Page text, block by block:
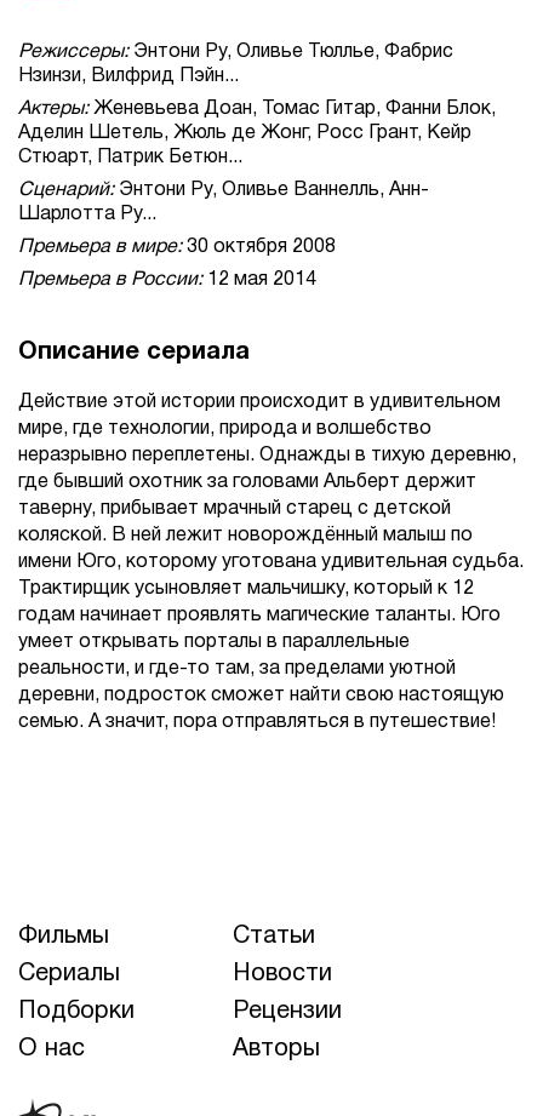
Режиссеры:Энтони Ру, Оливье Тюллье, Фабрис
Нзинзи, Вилфрид Пэйн...
Актеры:Женевьева Доан, Томас Гитар, Фанни Блок,
Аделин Шетель, Жюль де Жонг, Росс Грант, Кейр
Стюарт, Патрик Бетюн...
Сценарий:Энтони Ру, Оливье Ваннелль, Анн-
Шарлотта Ру...
Премьера в мире:30 октября 2008
Премьера в России:12 мая 2014
Описание сериала
Действие этой истории происходит в удивительном
мире, где технологии, природа и волшебство
неразрывно переплетены. Однажды в тихую деревню,
где бывший охотник за головами Альберт держит
таверну, прибывает мрачный старец с детской
коляской. В ней лежит новорождённый малыш по
имени Юго, которому уготована удивительная судьба.
Трактирщик усыновляет мальчишку, который к 12
годам начинает проявлять магические таланты. Юго
умеет открывать порталы в параллельные
реальности, и где-то там, за пределами уютной
деревни, подросток сможет найти свою настоящую
семью. А значит, пора отправляться в путешествие!
Фильмы
Статьи
Сериалы
Новости
Подборки
Рецензии
О нас
Авторы